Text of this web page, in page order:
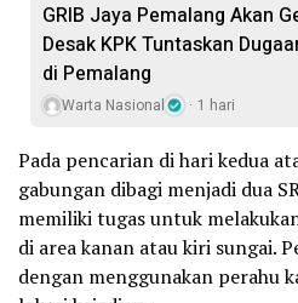
GRIB Jaya Pemalang Akan
Desak KPK Tuntaskan
di Pemalang
Warta Nasional 1 hari
Pada pencarian di hari kedua
gabungan dibagi menjadi dua
memiliki tugas untuk
di area kanan atau kiri sungai.
dengan menggunakan perahu